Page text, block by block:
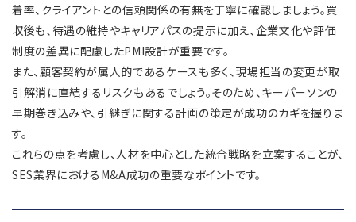
着率、クライアントとの信頼関係の有無を丁寧に確認しましょう。買
収後も、待遇の維持やキャリアパスの提示に加え、企業文化や評価
制度の差異に配慮したPMI設計が重要です。
また、顧客契約が属人的であるケースも多く、現場担当の変更が取
引解消に直結するリスクもあるでしょう。そのため、キーパーソンの
早期巻き込みや、引継ぎに関する計画の策定が成功のカギを握りま
す。
これらの点を考慮し、人材を中心とした統合戦略を立案することが、
SES業界におけるM&A成功の重要なポイントです。